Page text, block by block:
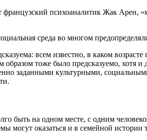
психоаналитик Жак Арен,
среда во многом
всем известно, в каком
тоже было предсказуемо, хотя
заданными культурными,
быть на одном месте, с одним
оказаться и в семейной истории